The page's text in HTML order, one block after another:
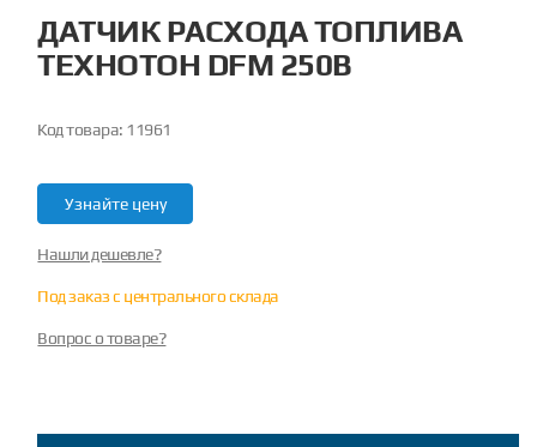
ДАТЧИК РАСХОДА ТОПЛИВА
ТЕХНОТОН DFM 250B
Код товара: 11961
Узнайте цену
Нашли дешевле?
Под заказ с центрального склада
Вопрос о товаре?